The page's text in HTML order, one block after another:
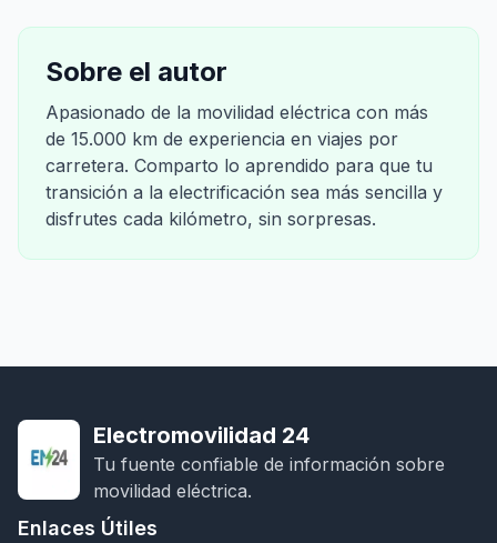
Sobre el autor
Apasionado de la movilidad eléctrica con más
de 15.000 km de experiencia en viajes por
carretera. Comparto lo aprendido para que tu
transición a la electrificación sea más sencilla y
disfrutes cada kilómetro, sin sorpresas.
Electromovilidad 24
Tu fuente confiable de información sobre
movilidad eléctrica.
Enlaces Útiles